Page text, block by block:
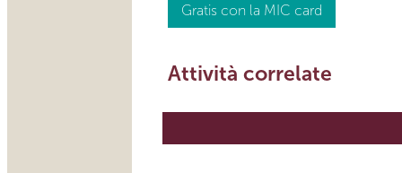
Gratis con la MIC card
Attività correlate